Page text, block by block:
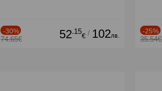
-30%
74.65€ 52.15
€ / 102лв.
-25%
35.54€